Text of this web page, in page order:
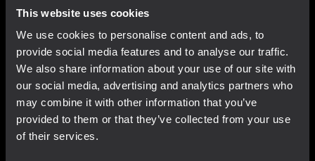
This website uses cookies
We use cookies to personalise content and ads, to
provide social media features and to analyse our traffic.
We also share information about your use of our site with
our social media, advertising and analytics partners who
may combine it with other information that you’ve
provided to them or that they’ve collected from your use
of their services.
RDNet.